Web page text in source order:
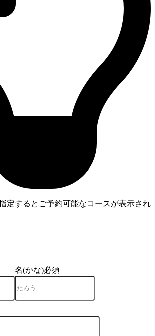
定するとご予約可能なコースが表示され
名(かな)必須